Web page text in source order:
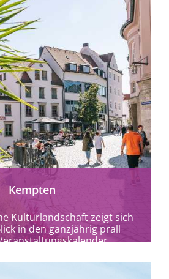
mehr erfahren
Kempten
Kulturlandschaft zeigt sich
in den ganzjährig prall